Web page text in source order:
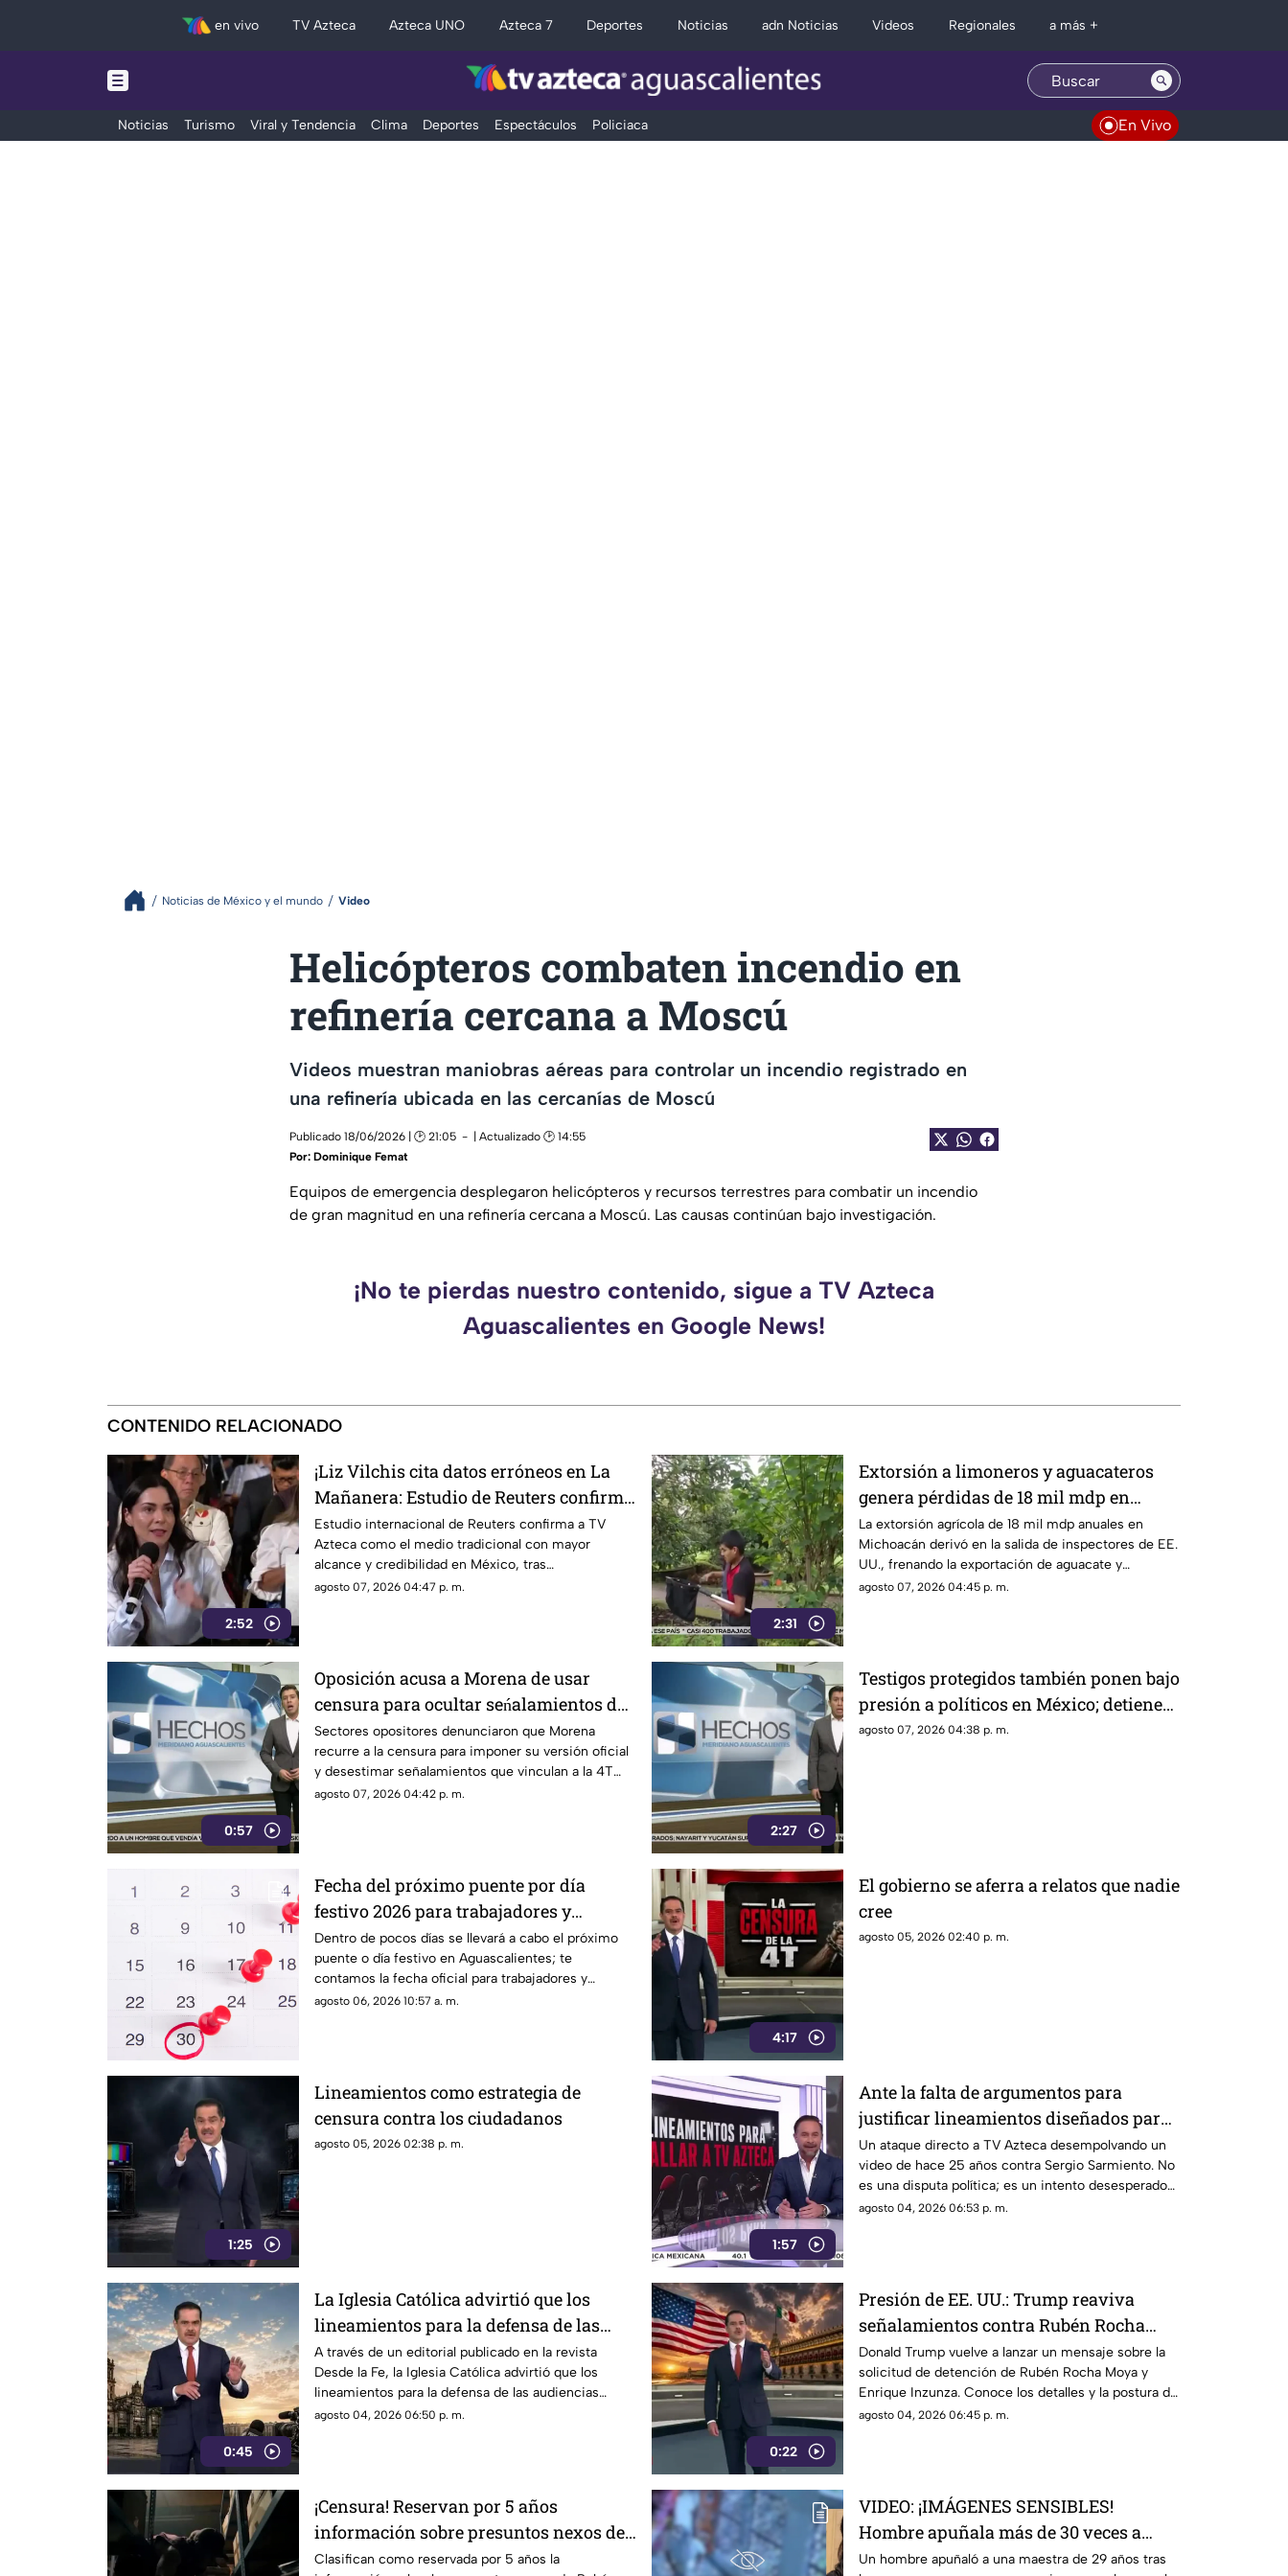
en vivo TV Azteca Azteca UNO Azteca 7 Deportes Noticias adn Noticias Videos Regionales a más +
Noticias Turismo Viral y Tendencia Clima Deportes Espectáculos Policiaca En Vivo
Noticias de México y el mundo Video
Helicópteros combaten incendio en
refinería cercana a Moscú
Videos muestran maniobras aéreas para controlar un incendio registrado en
una refinería ubicada en las cercanías de Moscú
Publicado 18/06/2026 | 🕑 21:05
| Actualizado 🕑 14:55
Por: Dominique Femat
Equipos de emergencia desplegaron helicópteros y recursos terrestres para combatir un incendio
de gran magnitud en una refinería cercana a Moscú. Las causas continúan bajo investigación.
¡No te pierdas nuestro contenido, sigue a TV Azteca
Aguascalientes en Google News!
CONTENIDO RELACIONADO
2:52
¡Liz Vilchis cita datos erróneos en La
Mañanera: Estudio de Reuters confirma
liderazgo de TV Azteca en alcance y
credibilidad
Estudio internacional de Reuters confirma a TV
Azteca como el medio tradicional con mayor
alcance y credibilidad en México, tras
inconsistencias en La Mañanera
agosto 07, 2026 04:47 p. m.
2:31
Extorsión a limoneros y aguacateros
genera pérdidas de 18 mil mdp en
Michoacán
La extorsión agrícola de 18 mil mdp anuales en
Michoacán derivó en la salida de inspectores de EE.
UU., frenando la exportación de aguacate y
provocando severas pérdidas
agosto 07, 2026 04:45 p. m.
0:57
Oposición acusa a Morena de usar
censura para ocultar seńalamientos de
narcopolítica
Sectores opositores denunciaron que Morena
recurre a la censura para imponer su versión oficial
y desestimar señalamientos que vinculan a la 4T
con la narcopolítica.
agosto 07, 2026 04:42 p. m.
2:27
Testigos protegidos también ponen bajo
presión a políticos en México; detienen
a exgobernador señalado por caso
agosto 07, 2026 04:38 p. m.
Fecha del próximo puente por día
festivo 2026 para trabajadores y
estudiantes en Aguascalientes
Dentro de pocos días se llevará a cabo el próximo
puente o día festivo en Aguascalientes; te
contamos la fecha oficial para trabajadores y
estudiantes
agosto 06, 2026 10:57 a. m.
4:17
El gobierno se aferra a relatos que nadie
cree
agosto 05, 2026 02:40 p. m.
1:25
Lineamientos como estrategia de
censura contra los ciudadanos
agosto 05, 2026 02:38 p. m.
1:57
Ante la falta de argumentos para
justificar lineamientos diseñados para
censurar, el Gobierno recurrió a la
descalificación
Un ataque directo a TV Azteca desempolvando un
video de hace 25 años contra Sergio Sarmiento. No
es una disputa política; es un intento desesperado
por silenciar a la crítica
agosto 04, 2026 06:53 p. m.
0:45
La Iglesia Católica advirtió que los
lineamientos para la defensa de las
audiencias podrían convertirse en un
mecanismo de censura
A través de un editorial publicado en la revista
Desde la Fe, la Iglesia Católica advirtió que los
lineamientos para la defensa de las audiencias
podrían convertirse en un mecanismo de censura
agosto 04, 2026 06:50 p. m.
0:22
Presión de EE. UU.: Trump reaviva
señalamientos contra Rubén Rocha
Moya y Enrique Inzunza
Donald Trump vuelve a lanzar un mensaje sobre la
solicitud de detención de Rubén Rocha Moya y
Enrique Inzunza. Conoce los detalles y la postura de
México
agosto 04, 2026 06:45 p. m.
¡Censura! Reservan por 5 años
información sobre presuntos nexos de
Rocha Moya e Inzunza con el crimen
Clasifican como reservada por 5 años la
VIDEO: ¡IMÁGENES SENSIBLES!
Hombre apuñala más de 30 veces a
maestra de 29 años en una escuela
Un hombre apuñaló a una maestra de 29 años tras